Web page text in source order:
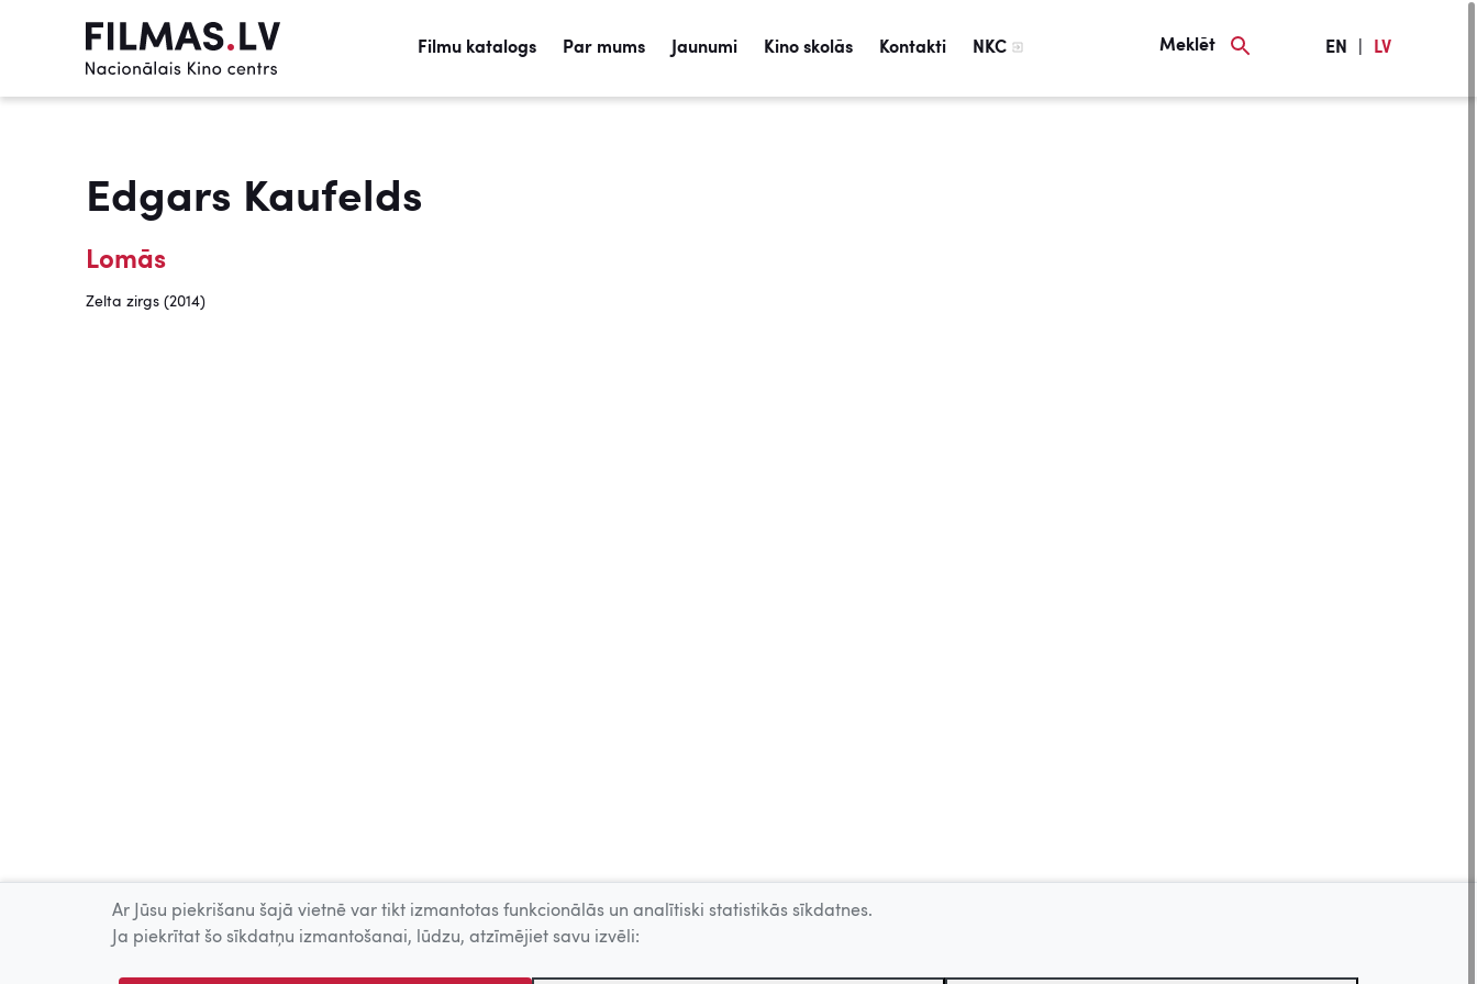
Filmu katalogs Par mums Jaunumi Kino skolās Kontakti NKC Meklēt EN LV
Edgars Kaufelds
Lomās
Zelta zirgs (2014)
Ar Jūsu piekrišanu šajā vietnē var tikt izmantotas funkcionālās un analītiski statistikās sīkdatnes.
Ja piekrītat šo sīkdatņu izmantošanai, lūdzu, atzīmējiet savu izvēli: